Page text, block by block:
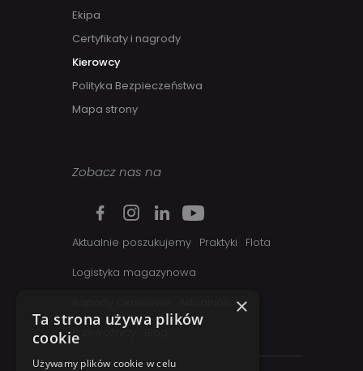
Ekipa
Certyfikaty i nagrody
Kierowcy
Polityka Bezpieczeństwa
Mapa strony
Zobacz nas na
Aktualnie poszukujemy Praktyki
Flota
Logistyka magazynowa
Aktualności
Przewoźnicy
Blog
×
Ta strona używa plików
cookie
Używamy plików cookie w celu